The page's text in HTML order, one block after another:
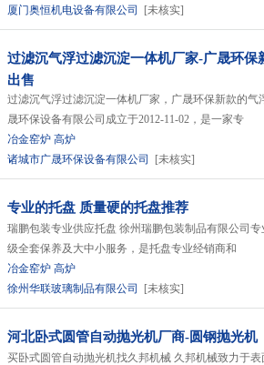
厦门奥恒机电设备有限公司 [未核实]
过滤沉气浮过滤沉淀一体机厂家-广晟环保
出售
过滤沉气浮过滤沉淀一体机厂家，广晟环保新款的
晟环保设备有限公司成立于2012-11-02，是一家专
冶金窑炉 高炉
诸城市广晟环保设备有限公司
[未核实]
专业的托盘 质量硬的托盘推荐
瑞鹏包装专业供应托盘 徐州瑞鹏包装制品有限公司
级全套保养及大中小服务，是托盘专业经销商和
冶金窑炉 高炉
徐州华联玻璃制品有限公司
[未核实]
河北卧式圆管自动抛光机厂商-圆钢抛光机
买卧式圆管自动抛光机找久邦机械 久邦机械致力于